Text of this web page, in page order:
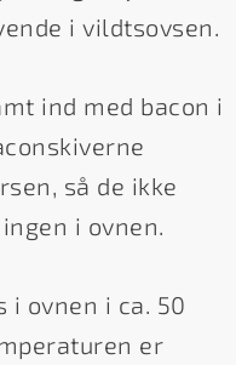
i vildtsovsen.
ind med bacon i
så de ikke
i ovnen.
i ovnen i ca. 50
er